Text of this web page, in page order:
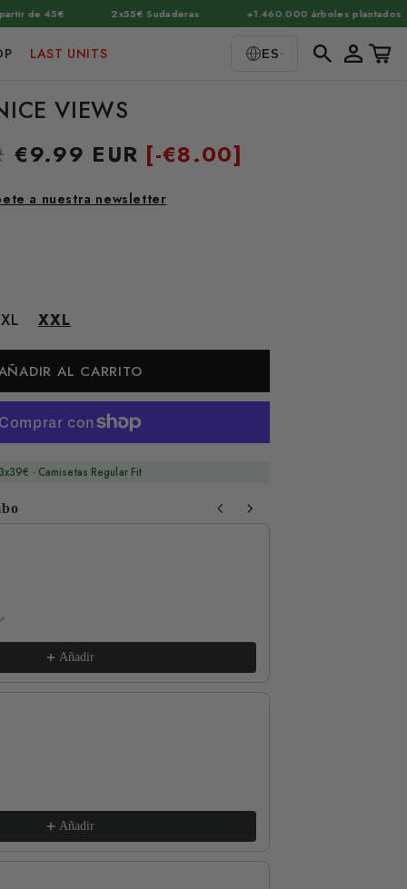
· 2x55€ Sudaderas · +1.460.000 árboles plantados ·
LAST UNITS ES Iniciar
sesiónCarrito
VIEWS
Precio
oferta
€9.99 EUR [-€8.00]
a nuestra newsletter
XL XXL
AL CARRITO
3x39€ · Camisetas Regular Fit
Next buttons to navigate through product recommendations,
Añadir
Añadir